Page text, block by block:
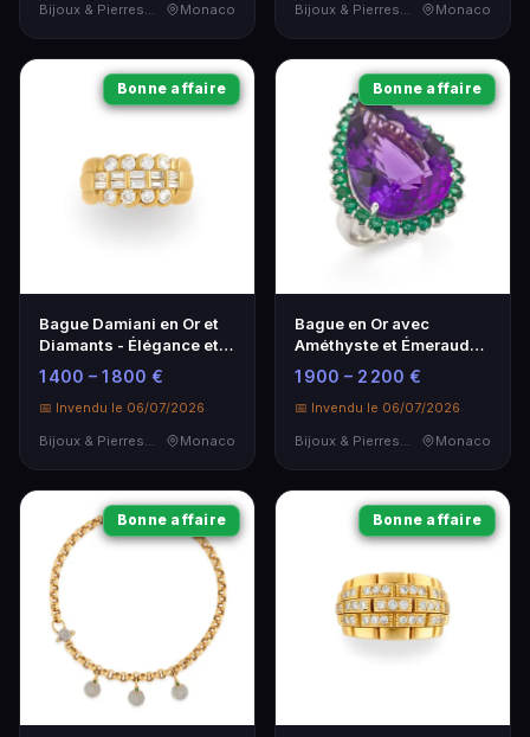
Bijoux & Pierres Précieuses
Monaco
Bijoux & Pierres Précieuses
Monaco
Bonne affaire
Bague Damiani en Or et
Diamants - Élégance et
Luxe
1 400 – 1 800 €
📅 Invendu le 06/07/2026
Bijoux & Pierres Précieuses
Monaco
Bonne affaire
Bague en Or avec
Améthyste et Émeraudes
- Élégance et
Raffinement
1 900 – 2 200 €
📅 Invendu le 06/07/2026
Bijoux & Pierres Précieuses
Monaco
Bonne affaire Bonne affaire